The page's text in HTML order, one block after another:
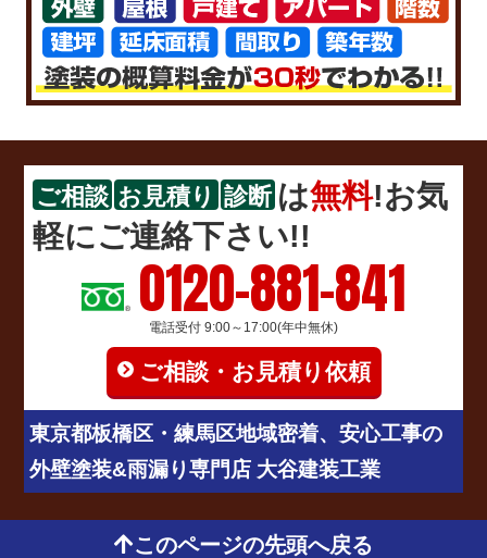
ご相談 お見積り 診断 は無料!お気
軽にご連絡下さい!!
0120-881-841
電話受付 9:00～17:00(年中無休)
ご相談・お見積り依頼
東京都板橋区・練馬区地域密着、安心工事の
外壁塗装&雨漏り専門店 大谷建装工業
このページの先頭へ戻る